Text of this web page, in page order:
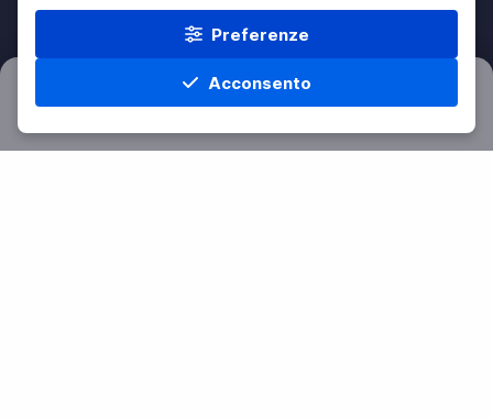
Preferenze
Acconsento
Home Materie Cerca Menu
Filtri Azzera